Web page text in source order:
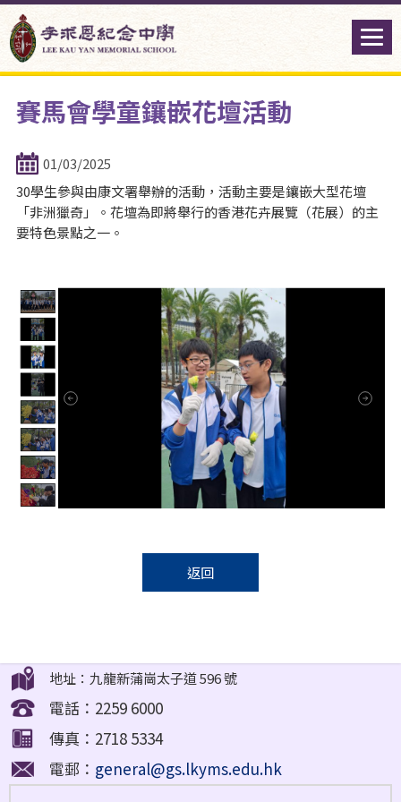
賽馬會學童鑲嵌花壇活動
01/03/2025
30學生參與由康文署舉辦的活動，活動主要是鑲嵌大型花壇
「非洲獵奇」。花壇為即將舉行的香港花卉展覽（花展）的主
要特色景點之一。
返回
地址：九龍新蒲崗太子道 596 號
電話：2259 6000
傳真：2718 5334
電郵： general@gs.lkyms.edu.hk